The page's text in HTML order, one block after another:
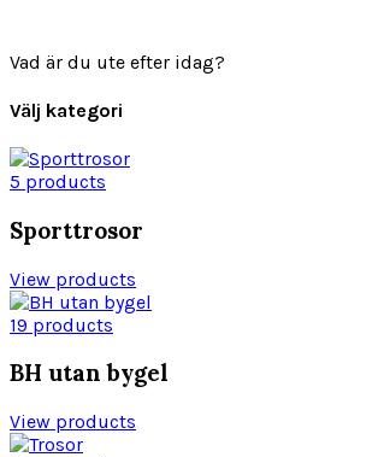
Vad är du ute efter idag?
Välj kategori
5 products
Sporttrosor
View products
19 products
BH utan bygel
View products